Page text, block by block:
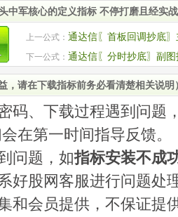
中军核心的定义指标 不停打磨且经实
上一公式： 通达信〖首板回调抄底
码
下一公式： 通达信〖分时抄底〗副
源码
，请在下载指标前务必看清楚相关说明
码、下载过程遇到问题
会在第一时间指导反馈。
问题，如指标安装不成
好股网客服进行问题处
和会员提供，不保证提